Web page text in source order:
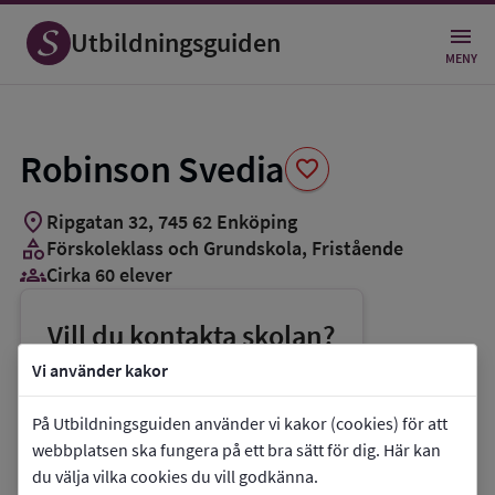
Vi använder kakor
På Utbildningsguiden använder vi kakor (cookies) för att
webbplatsen ska fungera på ett bra sätt för dig. Här kan
du välja vilka cookies du vill godkänna.
Utbildningsguiden MENY
Robinson Svedia favorite
Spara
som
favorit
location_on Ripgatan 32, 745 62 Enköping
categoryFörskoleklass och Grundskola, Fristående
groups_3Cirka 60 elever
Vill du kontakta skolan?
phoneTelefon:070-4455434
E-post: svedia@tellusskolan.se
link Webbplats:Robinson Svedia